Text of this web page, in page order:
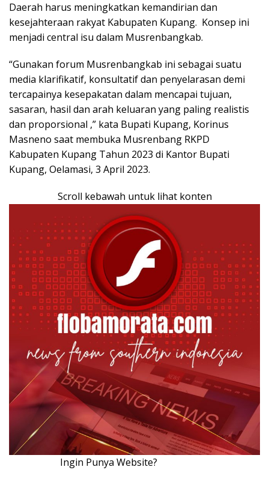
Daerah harus meningkatkan kemandirian dan
kesejahteraan rakyat Kabupaten Kupang. Konsep ini
menjadi central isu dalam Musrenbangkab.
“Gunakan forum Musrenbangkab ini sebagai suatu
media klarifikatif, konsultatif dan penyelarasan demi
tercapainya kesepakatan dalam mencapai tujuan,
sasaran, hasil dan arah keluaran yang paling realistis
dan proporsional ,” kata Bupati Kupang, Korinus
Masneno saat membuka Musrenbang RKPD
Kabupaten Kupang Tahun 2023 di Kantor Bupati
Kupang, Oelamasi, 3 April 2023.
Scroll kebawah untuk lihat konten
Ingin Punya Website?